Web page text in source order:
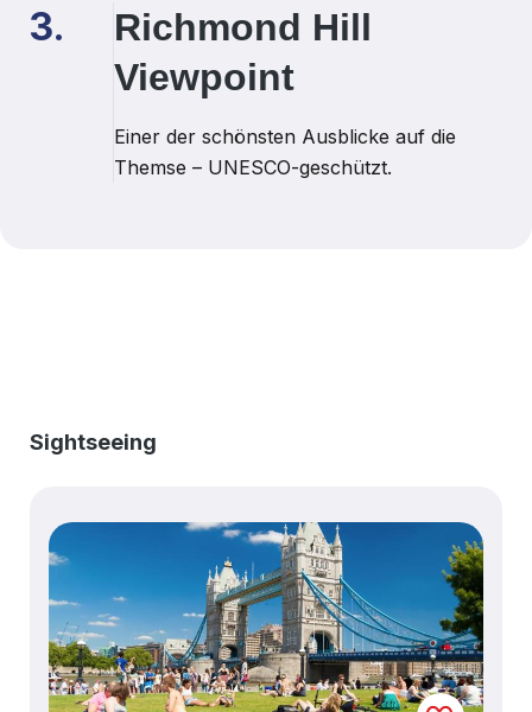
3.
Richmond Hill
Viewpoint
Einer der schönsten Ausblicke auf die
Themse – UNESCO-geschützt.
Produktgalerie überspringen
Sightseeing